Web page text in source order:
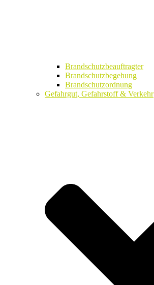
Brandschutzbeauftragter
Brandschutzbegehung
Brandschutzordnung
Gefahrgut, Gefahrstoff & Verkehr